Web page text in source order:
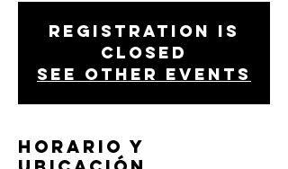
Registration is
closed
See other events
Horario y